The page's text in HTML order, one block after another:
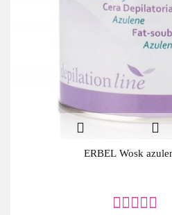
ERBEL Wosk